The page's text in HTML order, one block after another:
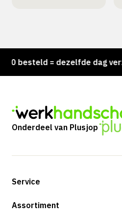
besteld = dezelfde dag
Onderdeel van Plusjop
Service
Betalingsmogelijkheden
Assortiment